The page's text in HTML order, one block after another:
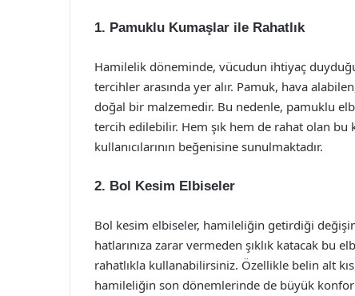
1. Pamuklu Kumaşlar ile Rahatlık
Hamilelik döneminde, vücudun ihtiyaç
tercihler arasında yer alır. Pamuk, hava
doğal bir malzemedir. Bu nedenle, pamuklu
tercih edilebilir. Hem şık hem de rahat olan bu
kullanıcılarının beğenisine sunulmaktadır.
2. Bol Kesim Elbiseler
Bol kesim elbiseler, hamileliğin getirdiği
hatlarınıza zarar vermeden şıklık katacak bu
rahatlıkla kullanabilirsiniz. Özellikle belin alt
hamileliğin son dönemlerinde de büyük